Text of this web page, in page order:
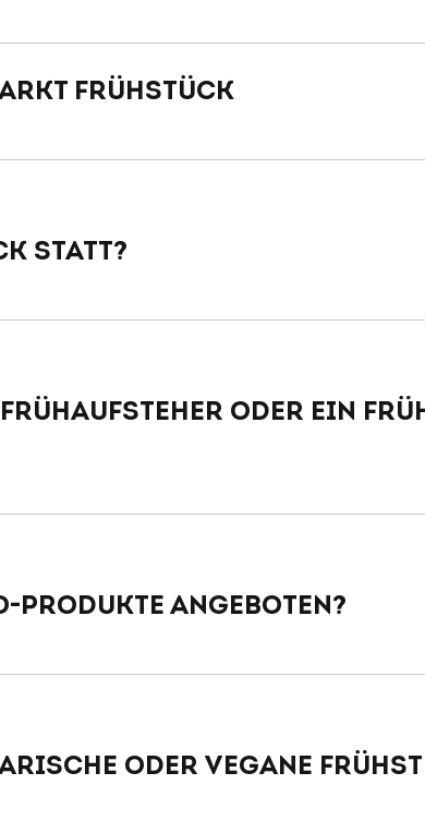
Frühstück
statt?
oder ein
Produkte angeboten?
oder vegane